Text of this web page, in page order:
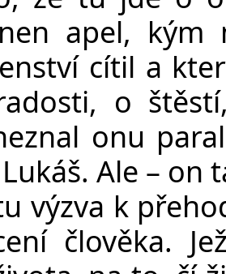
apel,
cítil a
o
onu
Ale – on
výzva k
člověka.